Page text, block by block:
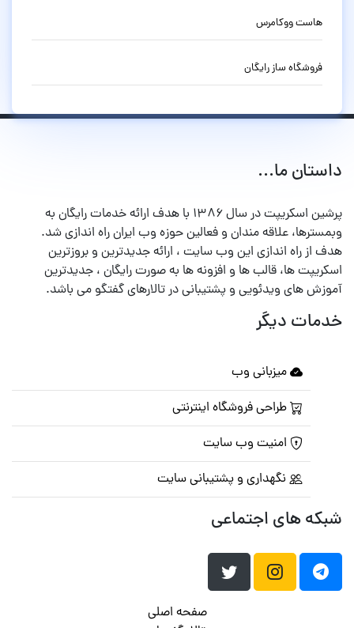
هاست ووکامرس
فروشگاه ساز رایگان
داستان ما...
پرشین اسکریپت در سال ۱۳۸۶ با هدف ارائه خدمات رایگان به
وبمسترها، علاقه مندان و فعالین حوزه وب ایران راه اندازی شد.
هدف از راه اندازی این وب سایت ، ارائه جدیدترین و بروزترین
اسکریپت ها، قالب ها و افزونه ها به صورت رایگان ، جدیدترین
آموزش های ویدئویی و پشتیبانی در تالارهای گفتگو می باشد.
خدمات دیگر
میزبانی وب
طراحی فروشگاه اینترنتی
امنیت وب سایت
نگهداری و پشتیبانی سایت
شبکه های اجتماعی
صفحه اصلی